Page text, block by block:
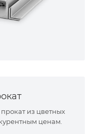
из цветных
ценам.